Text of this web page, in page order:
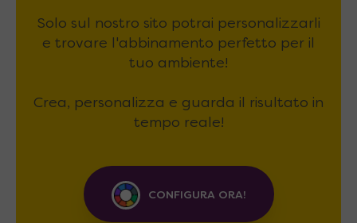
Solo sul nostro sito potrai personalizzarli
e trovare l'abbinamento perfetto per il
tuo ambiente!
Crea, personalizza e guarda il risultato in
tempo reale!
CONFIGURA ORA!